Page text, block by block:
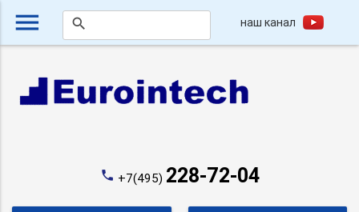
menu search наш канал
phone +7(495) 228-72-04